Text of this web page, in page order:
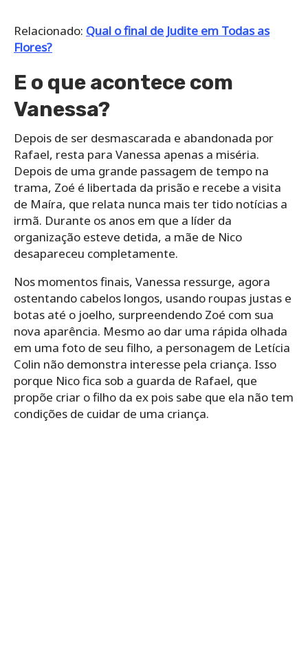
Relacionado: Qual o final de Judite em Todas as
Flores?
E o que acontece com
Vanessa?
Depois de ser desmascarada e abandonada por
Rafael, resta para Vanessa apenas a miséria.
Depois de uma grande passagem de tempo na
trama, Zoé é libertada da prisão e recebe a visita
de Maíra, que relata nunca mais ter tido notícias a
irmã. Durante os anos em que a líder da
organização esteve detida, a mãe de Nico
desapareceu completamente.
Nos momentos finais, Vanessa ressurge, agora
ostentando cabelos longos, usando roupas justas e
botas até o joelho, surpreendendo Zoé com sua
nova aparência. Mesmo ao dar uma rápida olhada
em uma foto de seu filho, a personagem de Letícia
Colin não demonstra interesse pela criança. Isso
porque Nico fica sob a guarda de Rafael, que
propõe criar o filho da ex pois sabe que ela não tem
condições de cuidar de uma criança.